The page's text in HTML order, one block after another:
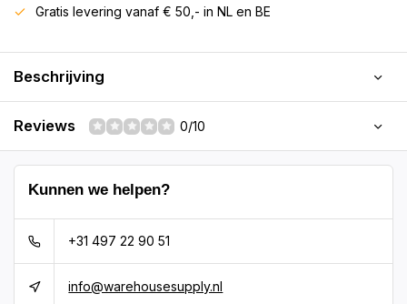
Gratis levering vanaf € 50,- in NL en BE
Beschrijving
Reviews 0/10
Kunnen we helpen?
+31 497 22 90 51
info@warehousesupply.nl